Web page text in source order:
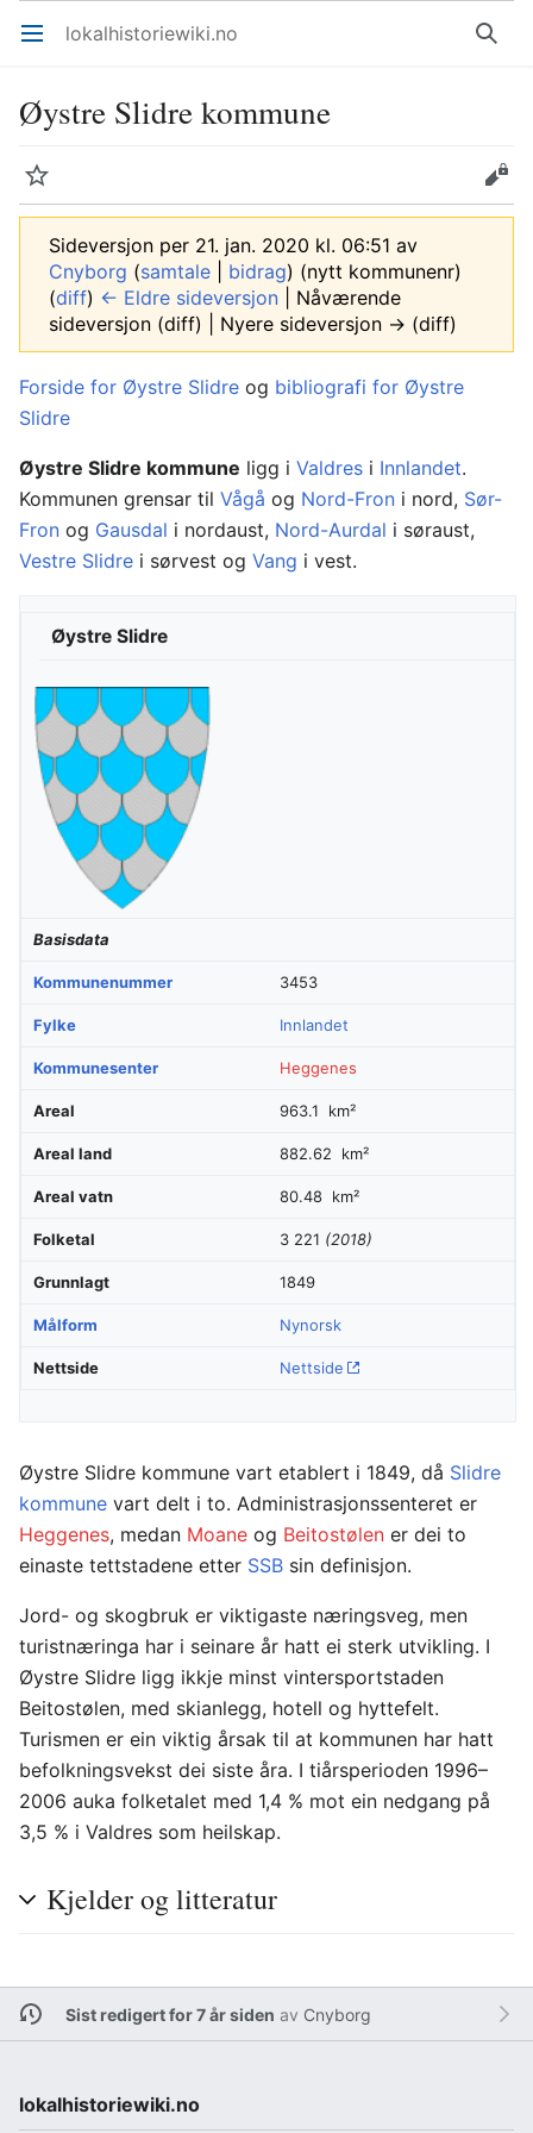
Åpne hovedmenyen lokalhistoriewiki.no Søk
Øystre Slidre kommune
Overvåk Rediger
Sideversjon per 21. jan. 2020 kl. 06:51 av
Cnyborg (samtale bidrag) (nytt kommunenr)
(diff) ← Eldre sideversjon | Nåværende
sideversjon (diff) | Nyere sideversjon → (diff)
Forside for Øystre Slidre og bibliografi for Øystre
Slidre
Øystre Slidre kommune ligg i Valdres i Innlandet.
Kommunen grensar til Vågå og Nord-Fron i nord, Sør-
Fron og Gausdal i nordaust, Nord-Aurdal i søraust,
Vestre Slidre i sørvest og Vang i vest.
Øystre Slidre
Basisdata
Kommunenummer 3453
Fylke Innlandet
Kommunesenter Heggenes
Areal 963.1 km²
Areal land 882.62 km²
Areal vatn 80.48 km²
Folketal 3 221 (2018)
Grunnlagt 1849
Målform Nynorsk
Nettside Nettside
Øystre Slidre kommune vart etablert i 1849, då Slidre
kommune vart delt i to. Administrasjonssenteret er
Heggenes, medan Moane og Beitostølen er dei to
einaste tettstadene etter SSB sin definisjon.
Jord- og skogbruk er viktigaste næringsveg, men
turistnæringa har i seinare år hatt ei sterk utvikling. I
Øystre Slidre ligg ikkje minst vintersportstaden
Beitostølen, med skianlegg, hotell og hyttefelt.
Turismen er ein viktig årsak til at kommunen har hatt
befolkningsvekst dei siste åra. I tiårsperioden 1996–
2006 auka folketalet med 1,4 % mot ein nedgang på
3,5 % i Valdres som heilskap.
Kjelder og litteratur
Sist redigert for 7 år siden av Cnyborg
lokalhistoriewiki.no